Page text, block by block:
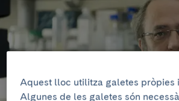
Aquest lloc utilitza galetes pròpies
Algunes de les galetes són